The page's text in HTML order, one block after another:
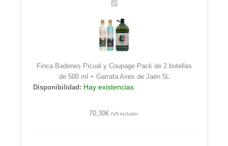
Finca
Picual
y
Coupage
de
2
botellas
500
+
Finca Badenes Picual y Coupage Pack de 2 botellas
de 500 ml + Garrafa Aires de Jaén 5L
Disponibilidad: Hay existencias
70,30€ IVA incluido.